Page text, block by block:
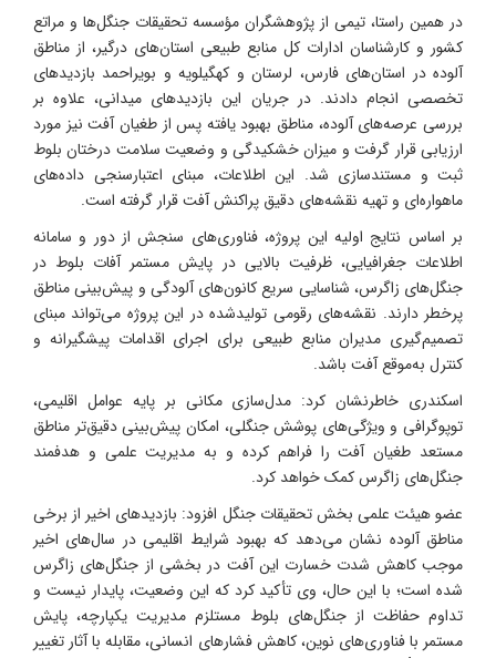
در همین راستا، تیمی از پژوهشگران مؤسسه تحقیقات جنگل‌ها و مراتع
کشور و کارشناسان ادارات کل منابع طبیعی استان‌های درگیر، از مناطق
آلوده در استان‌های فارس، لرستان و کهگیلویه و بویراحمد بازدیدهای
تخصصی انجام دادند. در جریان این بازدیدهای میدانی، علاوه بر
بررسی عرصه‌های آلوده، مناطق بهبود یافته پس از طغیان آفت نیز مورد
ارزیابی قرار گرفت و میزان خشکیدگی و وضعیت سلامت درختان بلوط
ثبت و مستندسازی شد. این اطلاعات، مبنای اعتبارسنجی داده‌های
ماهواره‌ای و تهیه نقشه‌های دقیق پراکنش آفت قرار گرفته است.
بر اساس نتایج اولیه این پروژه، فناوری‌های سنجش از دور و سامانه
اطلاعات جغرافیایی، ظرفیت بالایی در پایش مستمر آفات بلوط در
جنگل‌های زاگرس، شناسایی سریع کانون‌های آلودگی و پیش‌بینی مناطق
پرخطر دارند. نقشه‌های رقومی تولیدشده در این پروژه می‌تواند مبنای
تصمیم‌گیری مدیران منابع طبیعی برای اجرای اقدامات پیشگیرانه و
کنترل به‌موقع آفت باشد.
اسکندری خاطرنشان کرد: مدل‌سازی مکانی بر پایه عوامل اقلیمی،
توپوگرافی و ویژگی‌های پوشش جنگلی، امکان پیش‌بینی دقیق‌تر مناطق
مستعد طغیان آفت را فراهم کرده و به مدیریت علمی و هدفمند
جنگل‌های زاگرس کمک خواهد کرد.
عضو هیئت علمی بخش تحقیقات جنگل افزود: بازدیدهای اخیر از برخی
مناطق آلوده نشان می‌دهد که بهبود شرایط اقلیمی در سال‌های اخیر
موجب کاهش شدت خسارت این آفت در بخشی از جنگل‌های زاگرس
شده است؛ با این حال، وی تأکید کرد که این وضعیت، پایدار نیست و
تداوم حفاظت از جنگل‌های بلوط مستلزم مدیریت یکپارچه، پایش
مستمر با فناوری‌های نوین، کاهش فشارهای انسانی، مقابله با آثار تغییر